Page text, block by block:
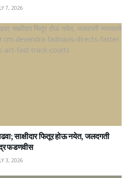
7, 2026
साक्षीदार फितूर होऊ नयेत, जलदगती
फडणवीस
3, 2026